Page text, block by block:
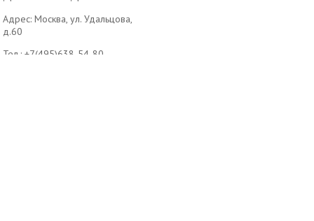
Адрес: Москва, ул. Удальцова,
д.60
Тел.:+7(495)638-54-80